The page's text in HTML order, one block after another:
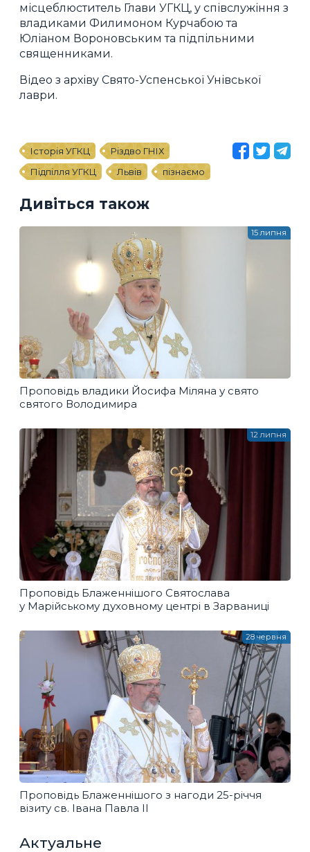
місцеблюститель Глави УГКЦ, у співслужіння з
владиками Филимоном Курчабою та
Юліаном Вороновським та підпільними
священниками.
Відео з архіву Свято-Успенської Унівської
лаври.
Історія УГКЦ
Різдво ГНІХ
Підпілля УГКЦ
Львів пізнаємо
Дивіться також
Проповідь владики Йосифа Міляна у свято
святого Володимира
15 липня
Проповідь Блаженнішого Святослава
у Марійському духовному центрі в Зарваниці
12 липня
Проповідь Блаженнішого з нагоди 25-річчя
візиту св. Івана Павла ІІ
28 червня
Актуальне